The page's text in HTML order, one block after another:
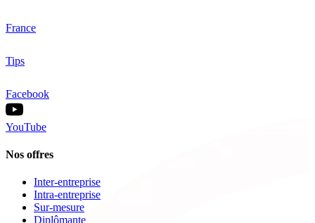
France
Tips
Facebook
YouTube
Nos offres
Inter-entreprise
Intra-entreprise
Sur-mesure
Diplômante